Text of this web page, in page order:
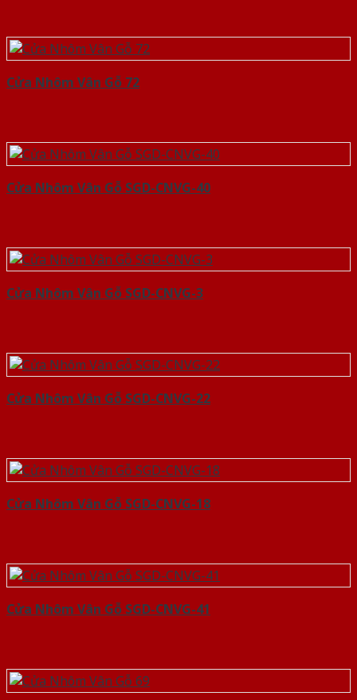
Cửa Nhôm Vân Gỗ 72
Cửa Nhôm Vân Gỗ SGD-CNVG-40
Cửa Nhôm Vân Gỗ SGD-CNVG-3
Cửa Nhôm Vân Gỗ SGD-CNVG-22
Cửa Nhôm Vân Gỗ SGD-CNVG-18
Cửa Nhôm Vân Gỗ SGD-CNVG-41